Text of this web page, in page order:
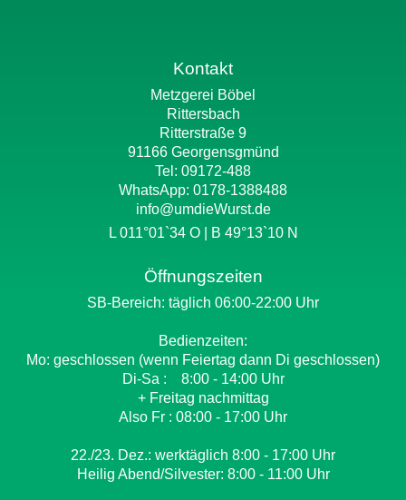
Kontakt
Metzgerei Böbel
Rittersbach
Ritterstraße 9
91166 Georgensgmünd
Tel: 09172-488
WhatsApp: 0178-1388488
info@umdieWurst.de
L 011°01`34 O | B 49°13`10 N
Öffnungszeiten
SB-Bereich: täglich 06:00-22:00 Uhr
Bedienzeiten:
Mo: geschlossen (wenn Feiertag dann Di geschlossen)
Di-Sa : 8:00 - 14:00 Uhr
+ Freitag nachmittag
Also Fr : 08:00 - 17:00 Uhr
22./23. Dez.: werktäglich 8:00 - 17:00 Uhr
Heilig Abend/Silvester: 8:00 - 11:00 Uhr